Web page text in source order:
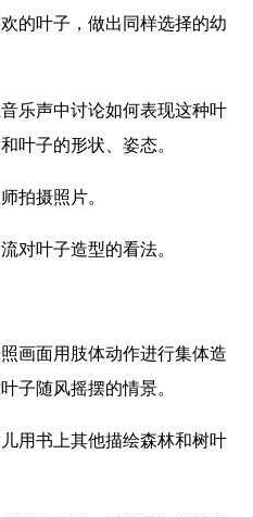
叶子，做出同样选择的幼
声中讨论如何表现这种叶
叶子的形状、姿态。
摄照片。
叶子造型的看法。
面用肢体动作进行集体造
子随风摇摆的情景。
书上其他描绘森林和树叶